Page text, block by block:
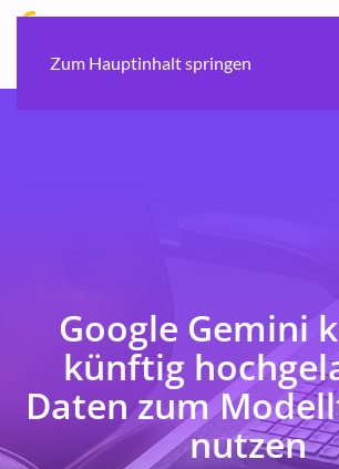
Zum Hauptinhalt springen
Google Gemini
künftig
Daten zum
nutzen